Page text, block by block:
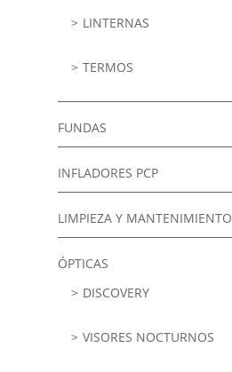
LINTERNAS
TERMOS
FUNDAS
INFLADORES PCP
LIMPIEZA Y MANTENIMIENTO
ÓPTICAS
DISCOVERY
VISORES NOCTURNOS